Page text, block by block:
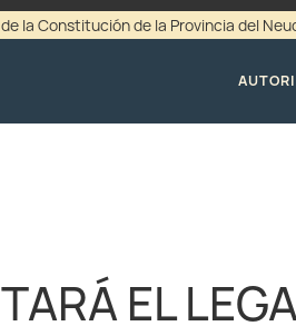
la Constitución de la Provincia del
EL